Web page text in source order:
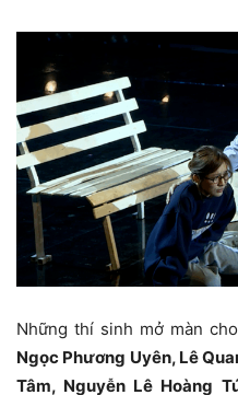
Những thí sinh mở màn
Ngọc Phương Uyên, Lê
Tâm, Nguyễn Lê Hoàng